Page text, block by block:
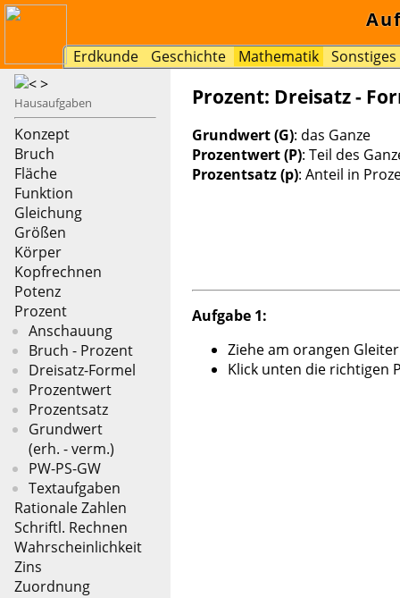
Erdkunde Geschichte Mathematik Sonstiges
Hausaufgaben
Konzept
Bruch
Fläche
Funktion
Gleichung
Größen
Körper
Kopfrechnen
Potenz
Prozent
Anschauung
Bruch - Prozent
Dreisatz-Formel
Prozentwert
Prozentsatz
Grundwert
(erh. - verm.)
PW-PS-GW
Textaufgaben
Rationale Zahlen
Schriftl. Rechnen
Wahrscheinlichkeit
Zins
Zuordnung
Prozent: Dreisatz -
Grundwert (G): das Ganze
Prozentwert (P): Teil des
Prozentsatz (p): Anteil in
Aufgabe 1:
Ziehe am orangen
Klick unten die richtigen